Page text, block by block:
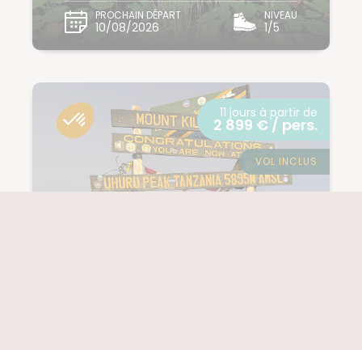
PROCHAIN DÉPART
10/08/2026
NIVEAU
1/5
11 jours à partir de
2 899 € / pers.
VOL INCLUS